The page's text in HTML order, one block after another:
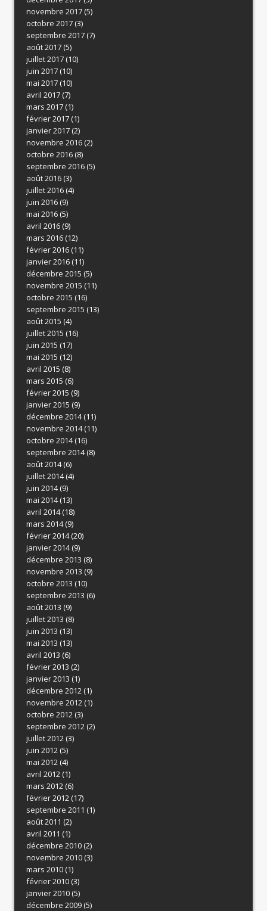
novembre 2017(5)
octobre 2017(3)
septembre 2017(7)
août 2017(5)
juillet 2017(10)
juin 2017(10)
mai 2017(10)
avril 2017(7)
mars 2017(1)
février 2017(1)
janvier 2017(2)
novembre 2016(2)
octobre 2016(8)
septembre 2016(5)
août 2016(3)
juillet 2016(4)
juin 2016(9)
mai 2016(5)
avril 2016(9)
mars 2016(12)
février 2016(11)
janvier 2016(11)
décembre 2015 (5)
novembre 2015 (11)
octobre 2015 (16)
septembre 2015 (13)
août 2015 (4)
juillet 2015 (16)
juin 2015 (17)
mai 2015 (12)
avril 2015 (8)
mars 2015 (6)
février 2015 (9)
janvier 2015 (9)
décembre 2014(11)
novembre 2014(11)
octobre 2014(16)
septembre 2014(8)
août 2014(6)
juillet 2014(4)
juin 2014(9)
mai 2014(13)
avril 2014(18)
mars 2014(9)
février 2014(20)
janvier 2014(9)
décembre 2013 (8)
novembre 2013 (9)
octobre 2013 (10)
septembre 2013 (6)
août 2013 (9)
juillet 2013 (8)
juin 2013 (13)
mai 2013 (13)
avril 2013 (6)
février 2013 (2)
janvier 2013 (1)
décembre 2012 (1)
novembre 2012 (1)
octobre 2012 (3)
septembre 2012 (2)
juillet 2012 (3)
juin 2012 (5)
mai 2012 (4)
avril 2012 (1)
mars 2012 (6)
février 2012 (17)
septembre 2011 (1)
août 2011 (2)
avril 2011 (1)
décembre 2010(2)
novembre 2010(3)
mars 2010(1)
février 2010(3)
janvier 2010(5)
décembre 2009(5)